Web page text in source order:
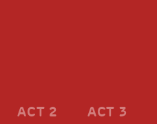
ACT 2 ACT 3